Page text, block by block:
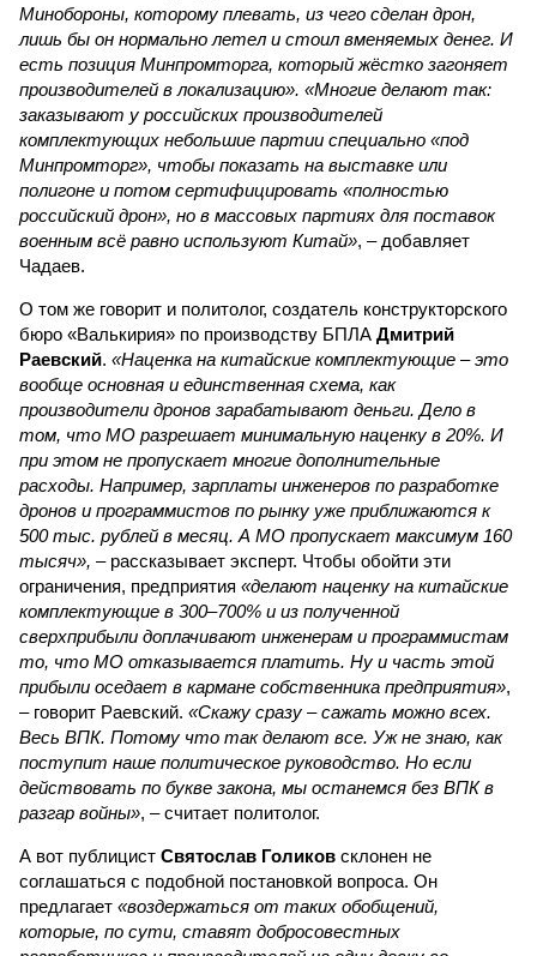
Минобороны, которому плевать, из чего сделан дрон,
лишь бы он нормально летел и стоил вменяемых денег. И
есть позиция Минпромторга, который жёстко загоняет
производителей в локализацию». «Многие делают так:
заказывают у российских производителей
комплектующих небольшие партии специально «под
Минпромторг», чтобы показать на выставке или
полигоне и потом сертифицировать «полностью
российский дрон», но в массовых партиях для поставок
военным всё равно используют Китай», – добавляет
Чадаев.
О том же говорит и политолог, создатель конструкторского
бюро «Валькирия» по производству БПЛА Дмитрий
Раевский. «Наценка на китайские комплектующие – это
вообще основная и единственная схема, как
производители дронов зарабатывают деньги. Дело в
том, что МО разрешает минимальную наценку в 20%. И
при этом не пропускает многие дополнительные
расходы. Например, зарплаты инженеров по разработке
дронов и программистов по рынку уже приближаются к
500 тыс. рублей в месяц. А МО пропускает максимум 160
тысяч», – рассказывает эксперт. Чтобы обойти эти
ограничения, предприятия «делают наценку на китайские
комплектующие в 300–700% и из полученной
сверхприбыли доплачивают инженерам и программистам
то, что МО отказывается платить. Ну и часть этой
прибыли оседает в кармане собственника предприятия»,
– говорит Раевский. «Скажу сразу – сажать можно всех.
Весь ВПК. Потому что так делают все. Уж не знаю, как
поступит наше политическое руководство. Но если
действовать по букве закона, мы останемся без ВПК в
разгар войны», – считает политолог.
А вот публицист Святослав Голиков склонен не
соглашаться с подобной постановкой вопроса. Он
предлагает «воздержаться от таких обобщений,
которые, по сути, ставят добросовестных